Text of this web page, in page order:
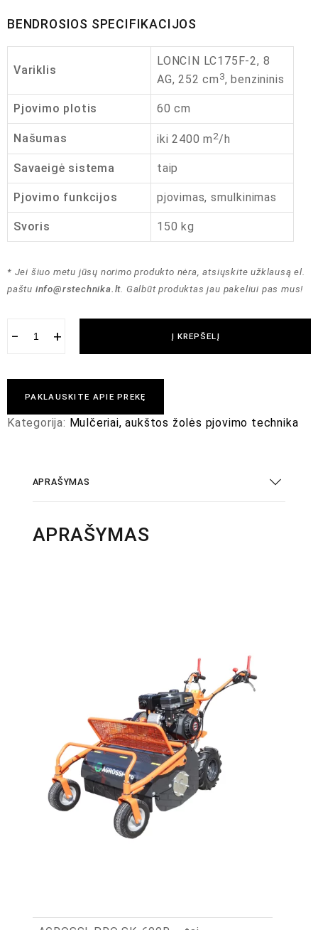
BENDROSIOS SPECIFIKACIJOS
Variklis
LONCIN LC175F-2, 8
AG, 252 cm 3, benzininis
Pjovimo plotis 60 cm
Našumas iki 2400 m2/h
Savaeigė sistema taip
Pjovimo funkcijos pjovimas, smulkinimas
Svoris 150 kg
* Jei šiuo metu jūsų norimo produkto nėra, atsiųskite užklausą el.
paštu info@rstechnika.lt. Galbūt produktas jau pakeliui pas mus!
− + Į KREPŠELĮ
PAKLAUSKITE APIE PREKĘ
Kategorija: Mulčeriai, aukštos žolės pjovimo technika
APRAŠYMAS
APRAŠYMAS